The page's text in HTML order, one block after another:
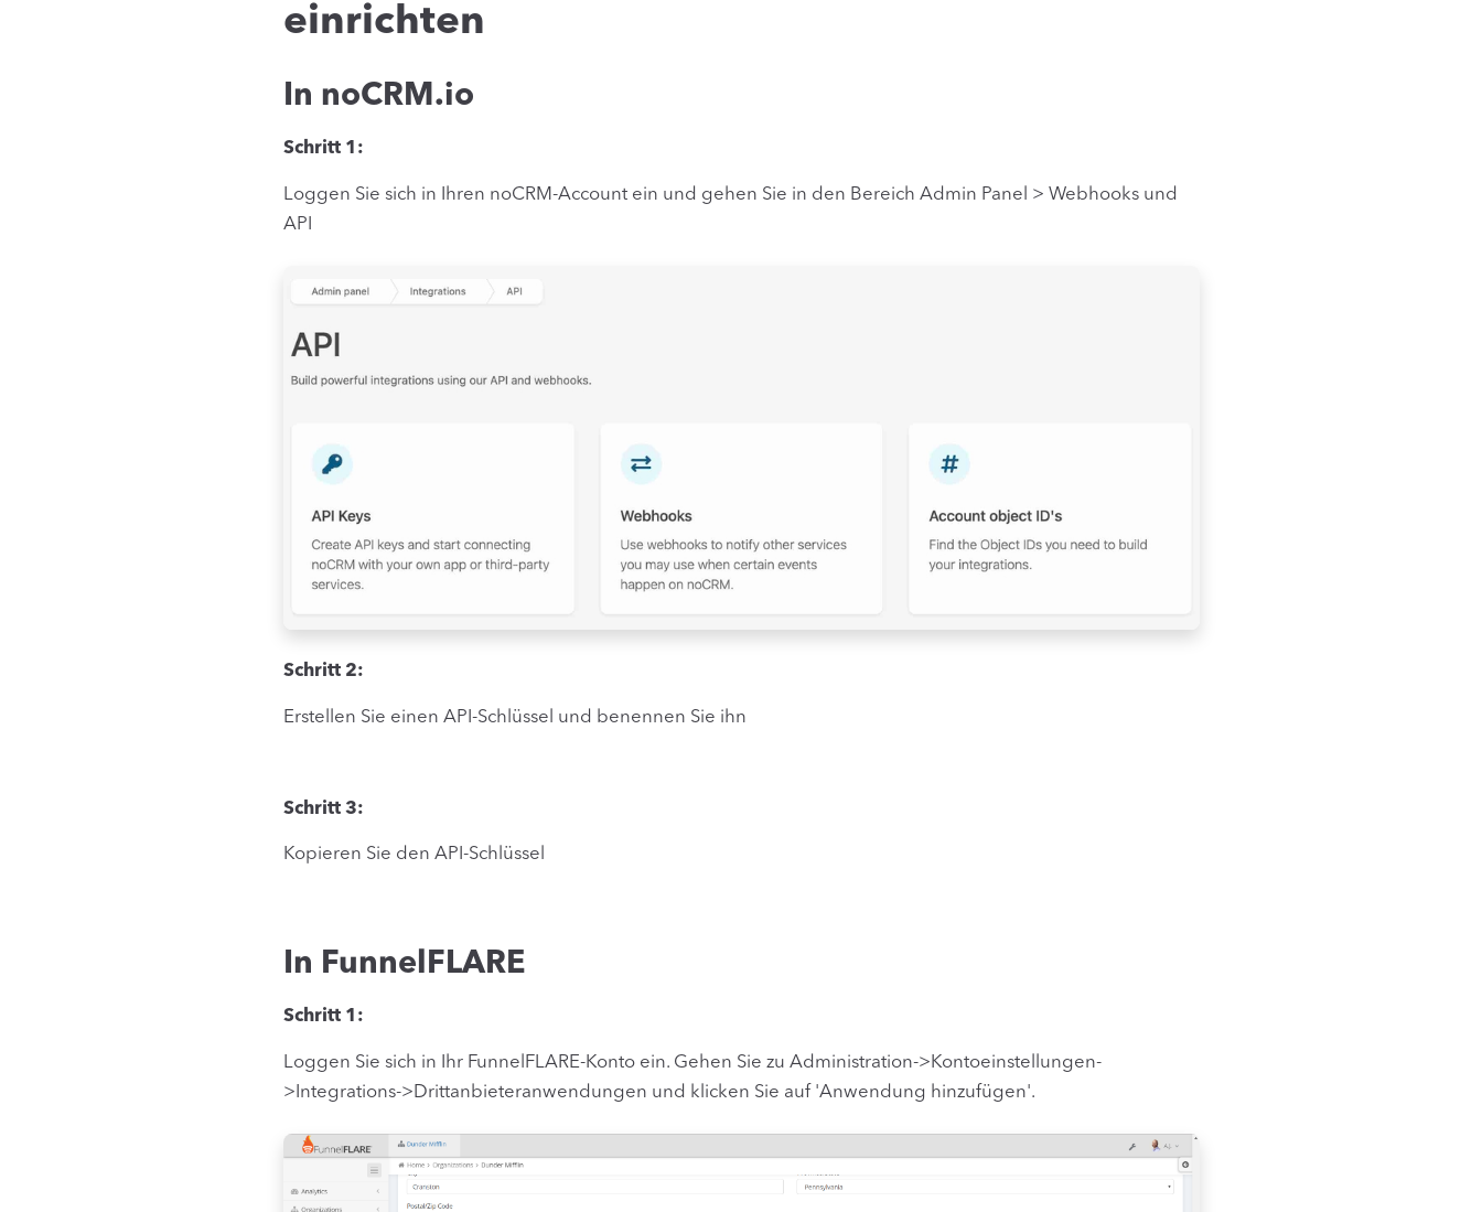
einrichten
In noCRM.io
Schritt 1:
Loggen Sie sich in Ihren noCRM-Account ein und gehen Sie in den Bereich Admin Panel > Webhooks und
API
Schritt 2:
Erstellen Sie einen API-Schlüssel und benennen Sie ihn
Schritt 3:
Kopieren Sie den API-Schlüssel
In FunnelFLARE
Schritt 1:
Loggen Sie sich in Ihr FunnelFLARE-Konto ein. Gehen Sie zu Administration->Kontoeinstellungen-
>Integrations->Drittanbieteranwendungen und klicken Sie auf 'Anwendung hinzufügen'.